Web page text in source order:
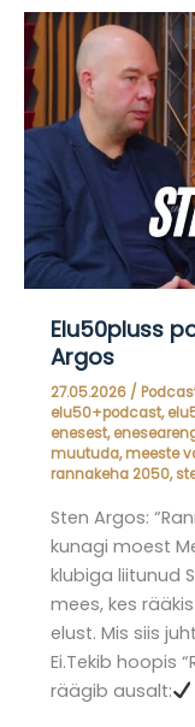
me
päriselt
tormame?
Elu50pluss
Argos
27.05.2026 /
elu50+podcast,
enesest,
muutuda,meeste
rannakeha 2050,
Sten Argos:
kunagi moest
klubiga liitunud
mees, kes
elust. Mis siis
Ei.Tekib hoopis
räägib ausalt: